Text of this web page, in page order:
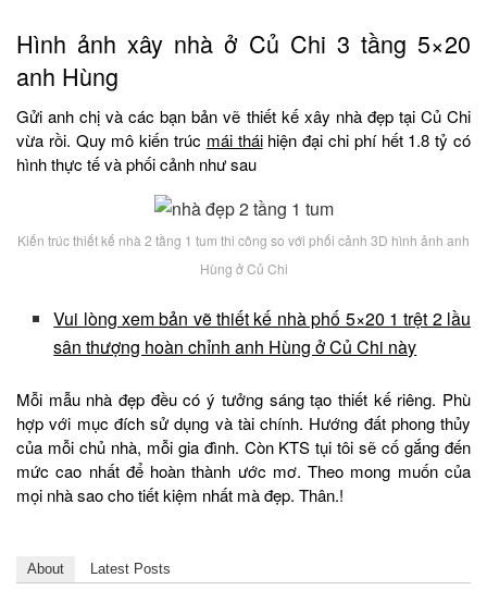
Hình ảnh xây nhà ở Củ Chi 3 tầng 5×20
anh Hùng
Gửi anh chị và các bạn bản vẽ thiết kế xây nhà đẹp tại Củ Chi
vừa rồi. Quy mô kiến trúc mái tháihiện đại chi phí hết 1.8 tỷ có
hình thực tế và phối cảnh như sau
Kiến trúc thiết kế nhà 2 tầng 1 tum thi công so với phối cảnh 3D hình ảnh anh
Hùng ở Củ Chi
Vui lòng xem bản vẽ thiết kế nhà phố 5×20 1 trệt 2 lầu
sân thượng hoàn chỉnh anh Hùng ở Củ Chi này
Mỗi mẫu nhà đẹp đều có ý tưởng sáng tạo thiết kế riêng. Phù
hợp với mục đích sử dụng và tài chính. Hướng đất phong thủy
của mỗi chủ nhà, mỗi gia đình. Còn KTS tụi tôi sẽ cố gắng đến
mức cao nhất để hoàn thành ước mơ. Theo mong muốn của
mọi nhà sao cho tiết kiệm nhất mà đẹp. Thân.!
About Latest Posts